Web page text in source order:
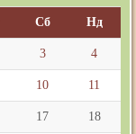
Сб Нд
3 4
10 11
17 18